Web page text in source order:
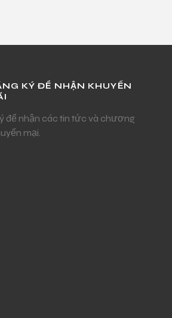
KÝ ĐỂ NHẬN KHUYẾN
để nhận các tin tức và chương
mại.